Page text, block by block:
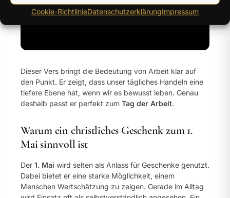
Cookie-RichtlinieDatenschutzerklärungImpressum
– Kolosser 3,23
Dieser Vers bringt die Bedeutung von Arbeit klar auf
den Punkt. Er zeigt, dass unser tägliches Handeln eine
tiefere Ebene hat, wenn wir es bewusst leben. Genau
deshalb passt er perfekt zum Tag der Arbeit.
Warum ein christliches Geschenk zum 1.
Mai sinnvoll ist
Der 1. Mai wird selten als Anlass für Geschenke genutzt.
Dabei bietet er eine starke Möglichkeit, einem
Menschen Wertschätzung zu zeigen. Gerade im Alltag